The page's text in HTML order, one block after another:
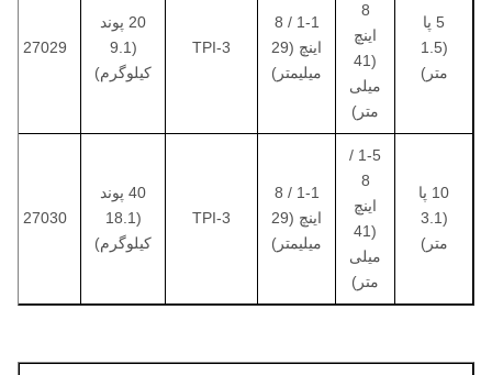
5 پا
(1.5
متر)
8
اینچ
(41
میلی
متر)
1-1 / 8
اینچ (29
میلیمتر)
3-TPI
20 پوند
(9.1
کیلوگرم)
27029
10 پا
(3.1
متر)
1-5 /
8
اینچ
(41
میلی
متر)
1-1 / 8
اینچ (29
میلیمتر)
3-TPI
40 پوند
(18.1
کیلوگرم)
27030